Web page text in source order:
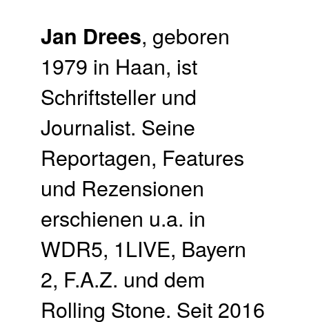
Jan Drees, geboren
1979 in Haan, ist
Schriftsteller und
Journalist. Seine
Reportagen, Features
und Rezensionen
erschienen u.a. in
WDR5, 1LIVE, Bayern
2, F.A.Z. und dem
Rolling Stone. Seit 2016